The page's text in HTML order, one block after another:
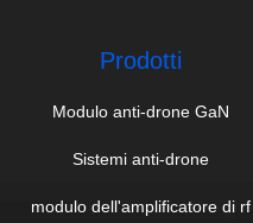
Prodotti
Modulo anti-drone GaN
Sistemi anti-drone
modulo dell'amplificatore di rf